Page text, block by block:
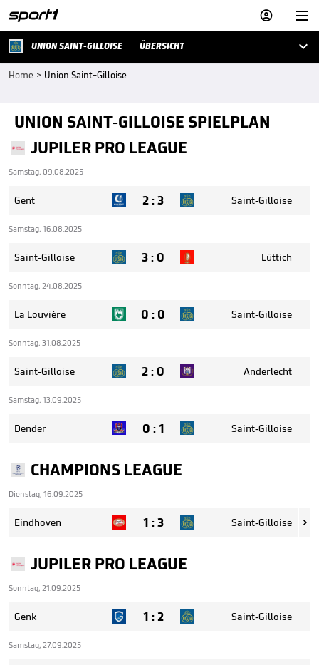


UNION SAINT-GILLOISE ÜBERSICHT 
Home > Union Saint-Gilloise
UNION SAINT-GILLOISE SPIELPLAN
JUPILER PRO LEAGUE
Samstag, 09.08.2025
Gent 2:3 Saint-Gilloise
Samstag, 16.08.2025
Saint-Gilloise 3: 0 Lüttich
Sonntag, 24.08.2025
La Louvière 0 : 0 Saint-Gilloise
Sonntag, 31.08.2025
Saint-Gilloise 2: 0 Anderlecht
Samstag, 13.09.2025
Dender 0 :1 Saint-Gilloise
CHAMPIONS LEAGUE
Dienstag, 16.09.2025
Eindhoven 1 :3 Saint-Gilloise 
JUPILER PRO LEAGUE
Sonntag, 21.09.2025
Genk 1 :2 Saint-Gilloise
Samstag, 27.09.2025